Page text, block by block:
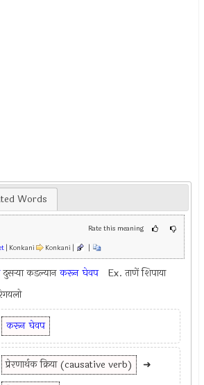
Words
Rate this meaning
| Konkani Konkani | |
दुसर्‍या कडल्यानकरून घेवप Ex.ताणें शिपाया
करून घेवप
प्रेरणार्थक क्रिया (causative verb)
➜